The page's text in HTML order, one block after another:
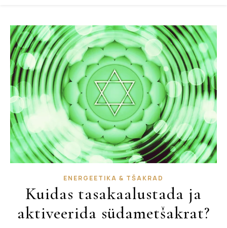
ENERGEETIKA & TŠAKRAD
Kuidas tasakaalustada ja
aktiveerida südametšakrat?